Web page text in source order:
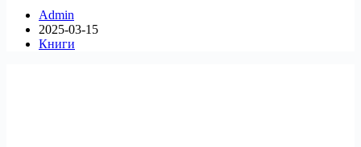
Admin
2025-03-15
Книги